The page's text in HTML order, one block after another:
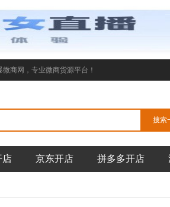
微商网，专业微商货源平台！
店 京东开店 拼多多开店